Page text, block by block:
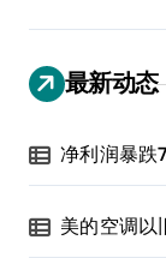
最新动态
净利润暴跌
美的空调以